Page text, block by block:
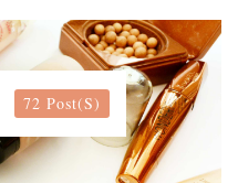
72 Post(s)